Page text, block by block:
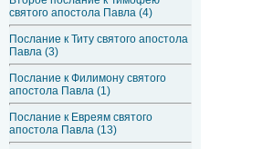
святого апостола Павла (4)
Послание к Титу святого апостола
Павла (3)
Послание к Филимону святого
апостола Павла (1)
Послание к Евреям святого
апостола Павла (13)